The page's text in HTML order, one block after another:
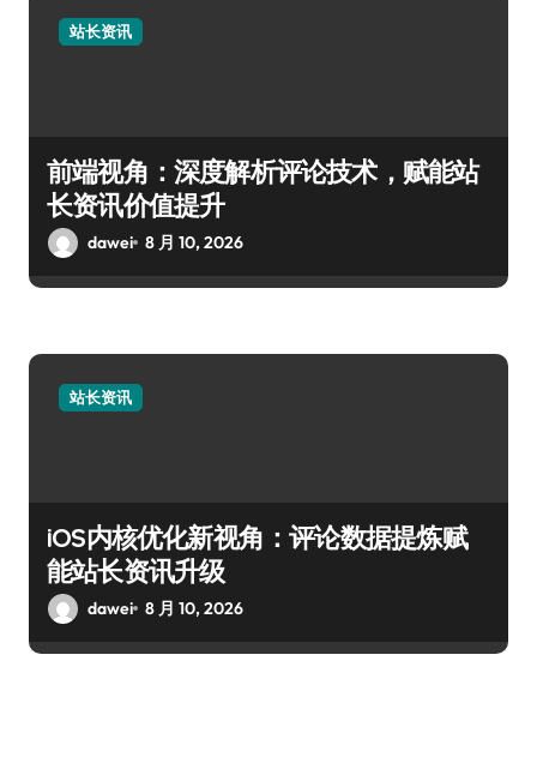
站长资讯
前端视角：深度解析评论技术，赋能站
长资讯价值提升
dawei 8 月 10, 2026
站长资讯
iOS内核优化新视角：评论数据提炼赋
能站长资讯升级
dawei 8 月 10, 2026